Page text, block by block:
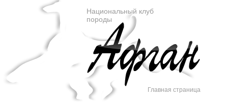
Национальный клуб
породы
Главная страница